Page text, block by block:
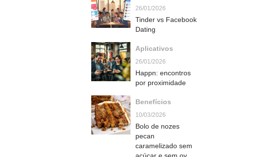
26/01/2026
Tinder vs Facebook
Dating
Aplicativos
26/01/2026
Happn: encontros
por proximidade
Benefícios
10/03/2026
Bolo de nozes
pecan
caramelizado sem